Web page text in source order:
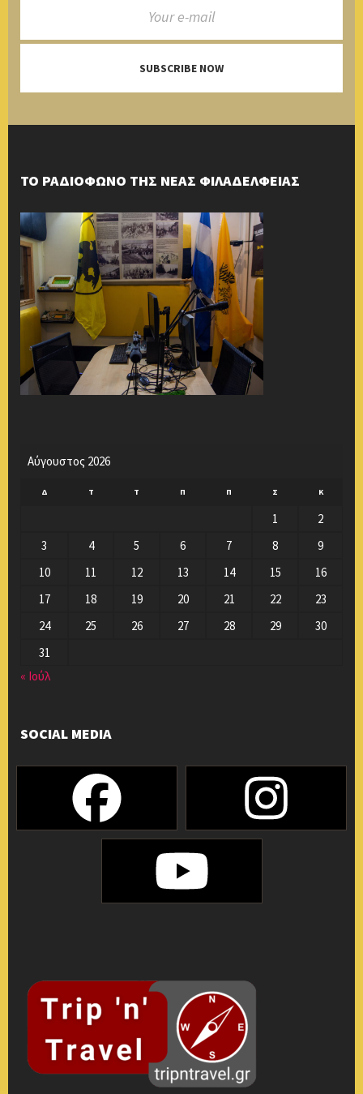
SUBSCRIBE NOW
ΤΟ ΡΑΔΙΟΦΩΝΟ ΤΗΣ ΝΕΑΣ ΦΙΛΑΔΕΛΦΕΙΑΣ
Αύγουστος 2026
Δ Τ Τ Π Π Σ Κ
1
2
3
4 5 6 7 8
9
10
11 12 13 14 15
16
17
18 19 20 21 22
23
24
25 26 27 28 29
30
31
« Ιούλ
SOCIAL MEDIA